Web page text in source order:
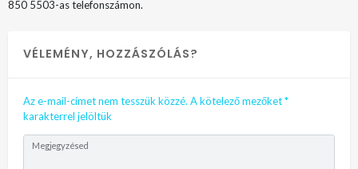
850 5503-as telefonszámon.
VÉLEMÉNY, HOZZÁSZÓLÁS?
Az e-mail-címet nem tesszük közzé. A kötelező mezőket*
karakterrel jelöltük
Megjegyzésed